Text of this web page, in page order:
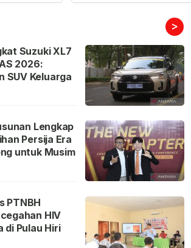
>
Suzuki XL7
2026:
SUV Keluarga
Lengkap
Persija Era
untuk Musim
PTNBH
HIV
di Pulau Hiri